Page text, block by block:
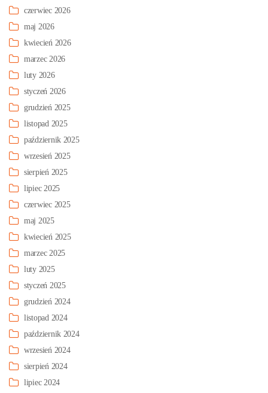
czerwiec 2026
maj 2026
kwiecień 2026
marzec 2026
luty 2026
styczeń 2026
grudzień 2025
listopad 2025
październik 2025
wrzesień 2025
sierpień 2025
lipiec 2025
czerwiec 2025
maj 2025
kwiecień 2025
marzec 2025
luty 2025
styczeń 2025
grudzień 2024
listopad 2024
październik 2024
wrzesień 2024
sierpień 2024
lipiec 2024